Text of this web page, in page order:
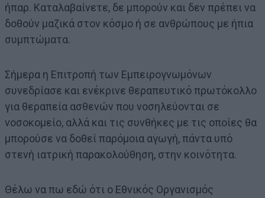
ήπαρ. Καταλαβαίνετε, δε μπορούν και δεν πρέπει να
δοθούν μαζικά στον κόσμο ή σε ανθρώπους με ήπια
συμπτώματα.
Σήμερα η Επιτροπή των Εμπειρογνωμόνων
συνεδρίασε και ενέκρινε θεραπευτικό πρωτόκολλο
για θεραπεία ασθενών που νοσηλεύονται σε
νοσοκομείο, αλλά και τις συνθήκες με τις οποίες θα
μπορούσε να δοθεί παρόμοια αγωγή, πάντα υπό
στενή ιατρική παρακολούθηση, στην κοινότητα.
Θέλω να πω εδώ ότι ο Εθνικός Οργανισμός